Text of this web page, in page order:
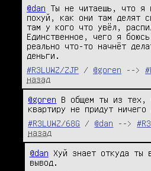
@dan Ты не читаешь, что я
похуй, как они там делят
там у кого что увёл,
Единственное, чего я
реально что-то начнёт
деньги.
#R3LUWZ/ZJP
/ @goren -->
назад
@goren В общем ты из тех,
квартиру не придут ничего
#R3LUWZ/68G
/ @dan -->
назад
@dan Хуй знает откуда ты
вывод.